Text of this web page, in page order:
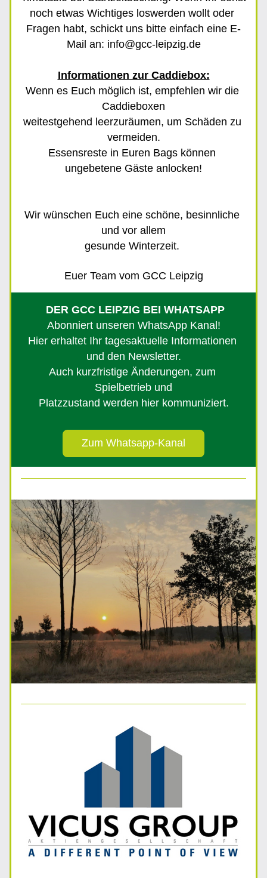
noch etwas Wichtiges loswerden wollt oder
Fragen habt, schickt uns bitte einfach eine E-
Mail an: info@gcc-leipzig.de
Informationen zur Caddiebox:
Wenn es Euch möglich ist, empfehlen wir die
Caddieboxen
weitestgehend leerzuräumen, um Schäden zu
vermeiden.
Essensreste in Euren Bags können
ungebetene Gäste anlocken!
Wir wünschen Euch eine schöne, besinnliche
und vor allem
gesunde Winterzeit.
Euer Team vom GCC Leipzig
DER GCC LEIPZIG BEI WHATSAPP
Abonniert unseren WhatsApp Kanal!
Hier erhaltet Ihr tagesaktuelle Informationen
und den Newsletter.
Auch kurzfristige Änderungen, zum
Spielbetrieb und
Platzzustand werden hier kommuniziert.
Zum Whatsapp-Kanal